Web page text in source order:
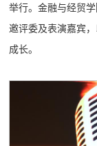
举行。金融与经贸
邀评委及表演嘉宾
成长。